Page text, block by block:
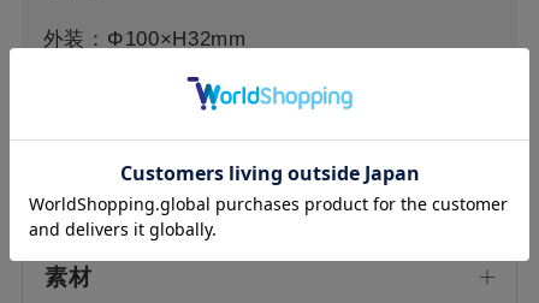
外装：Φ100×H32mm
素材